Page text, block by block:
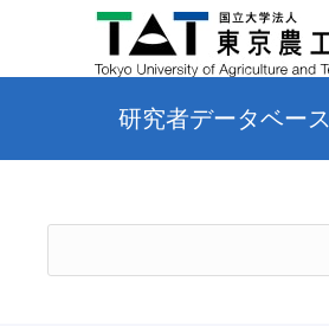
研究者データベース